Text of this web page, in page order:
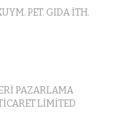
PET. GIDA İTH.
PAZARLAMA
LİMİTED